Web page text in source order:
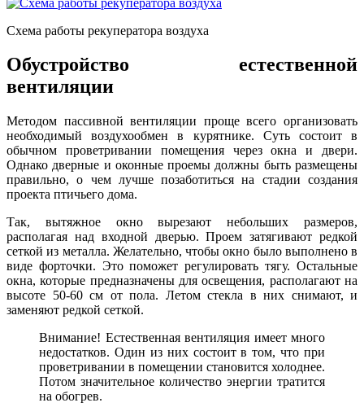
Схема работы рекуператора воздуха
Обустройство естественной
вентиляции
Методом пассивной вентиляции проще всего организовать
необходимый воздухообмен в курятнике. Суть состоит в
обычном проветривании помещения через окна и двери.
Однако дверные и оконные проемы должны быть размещены
правильно, о чем лучше позаботиться на стадии создания
проекта птичьего дома.
Так, вытяжное окно вырезают небольших размеров,
располагая над входной дверью. Проем затягивают редкой
сеткой из металла. Желательно, чтобы окно было выполнено в
виде форточки. Это поможет регулировать тягу. Остальные
окна, которые предназначены для освещения, располагают на
высоте 50-60 см от пола. Летом стекла в них снимают, и
заменяют редкой сеткой.
Внимание! Естественная вентиляция имеет много
недостатков. Один из них состоит в том, что при
проветривании в помещении становится холоднее.
Потом значительное количество энергии тратится
на обогрев.